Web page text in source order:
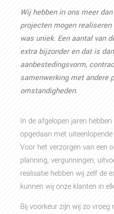
Wij hebben in ons meer
projecten mogen
was uniek. Een aantal van
extra bijzonder en dat is
aanbestedingsvorm,
samenwerking met andere
omstandigheden.
In de afgelopen jaren
opgedaan met
Voor het verzorgen van een
planning, vergunningen,
realisatie hebben wij zelf de
kunnen wij onze klanten in
Bij voorkeur zijn wij zo vroeg